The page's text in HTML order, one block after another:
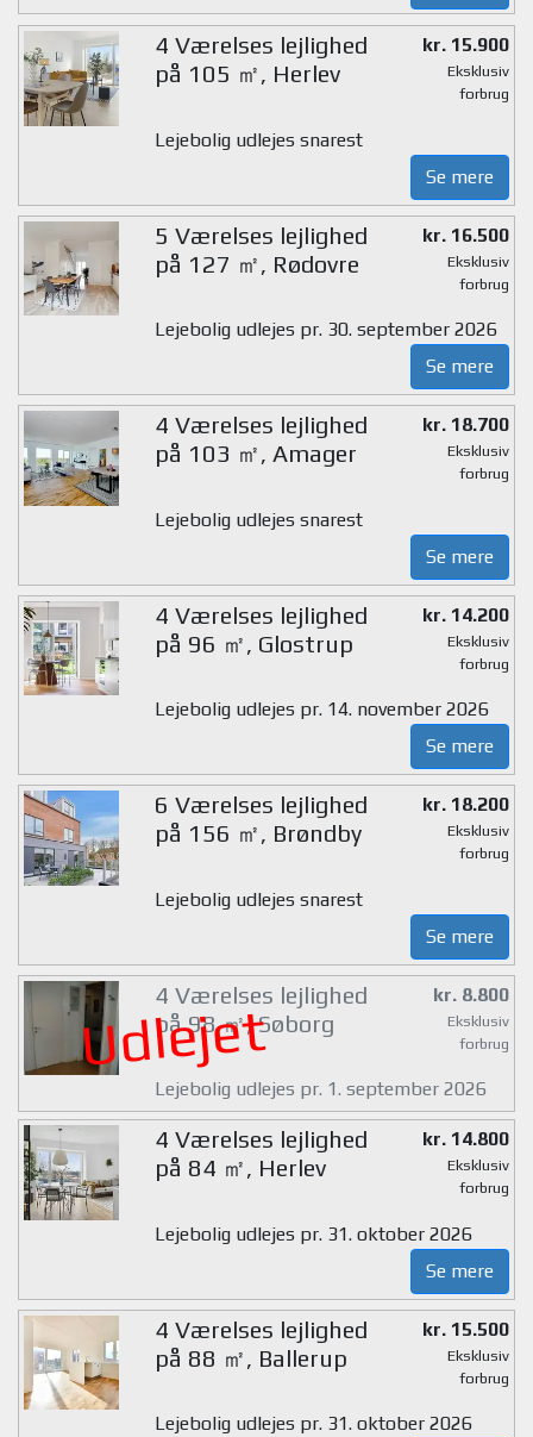
4 Værelses lejlighed
på 105 ㎡, Herlev
kr. 15.900
Eksklusiv
forbrug
Lejebolig udlejes snarest
Se mere
5 Værelses lejlighed
på 127 ㎡, Rødovre
kr. 16.500
Eksklusiv
forbrug
Lejebolig udlejes pr. 30. september 2026
Se mere
4 Værelses lejlighed
på 103 ㎡, Amager
kr. 18.700
Eksklusiv
forbrug
Lejebolig udlejes snarest
Se mere
4 Værelses lejlighed
på 96 ㎡, Glostrup
kr. 14.200
Eksklusiv
forbrug
Lejebolig udlejes pr. 14. november 2026
Se mere
6 Værelses lejlighed
på 156 ㎡, Brøndby
kr. 18.200
Eksklusiv
forbrug
Lejebolig udlejes snarest
Se mere
Udlejet
4 Værelses lejlighed
på 98 ㎡, Søborg
kr. 8.800
Eksklusiv
forbrug
Lejebolig udlejes pr. 1. september 2026
4 Værelses lejlighed
på 84 ㎡, Herlev
kr. 14.800
Eksklusiv
forbrug
Lejebolig udlejes pr. 31. oktober 2026
Se mere
4 Værelses lejlighed
på 88 ㎡, Ballerup
kr. 15.500
Eksklusiv
forbrug
Lejebolig udlejes pr. 31. oktober 2026